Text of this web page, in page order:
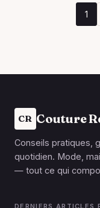
1
CR Couture
Conseils pratiques,
quotidien. Mode,
— tout ce qui
DERNIERS ARTICLES